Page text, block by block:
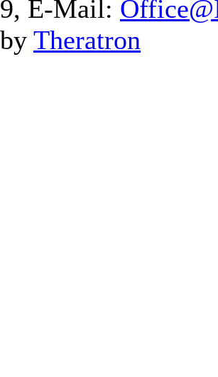
E-Mail:
Theratron